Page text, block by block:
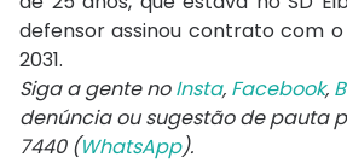
defensor assinou contrato com
2031.
Siga a gente noInsta, Facebook,
denúncia ou sugestão de pauta
7440 (WhatsApp).